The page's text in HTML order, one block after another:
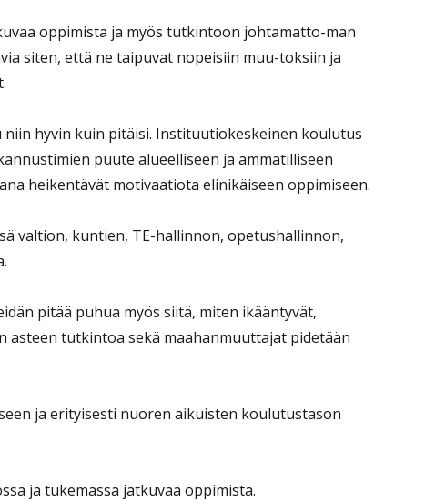
oppimista ja myös tutkintoon johtamatto-man
siten, että ne taipuvat nopeisiin muu-toksiin ja
hyvin kuin pitäisi. Instituutiokeskeinen koulutus
puute alueelliseen ja ammatilliseen
heikentävät motivaatiota elinikäiseen oppimiseen.
valtion, kuntien, TE-hallinnon, opetushallinnon,
pitää puhua myös siitä, miten ikääntyvät,
tutkintoa sekä maahanmuuttajat pidetään
ja erityisesti nuoren aikuisten koulutustason
ja tukemassa jatkuvaa oppimista.